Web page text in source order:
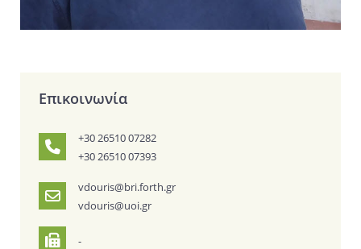
Επικοινωνία
+30 26510 07282
+30 26510 07393
vdouris@bri.forth.gr
vdouris@uoi.gr
-